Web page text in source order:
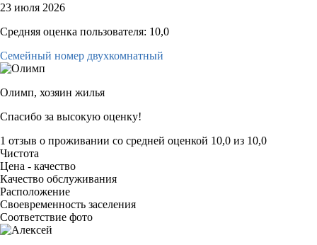
23 июля 2026
Средняя оценка пользователя: 10,0
Семейный номер двухкомнатный
Олимп, хозяин жилья
Спасибо за высокую оценку!
1 отзыв о проживании со средней оценкой 10,0 из 10,0
Чистота
Цена - качество
Качество обслуживания
Расположение
Своевременность заселения
Соответствие фото